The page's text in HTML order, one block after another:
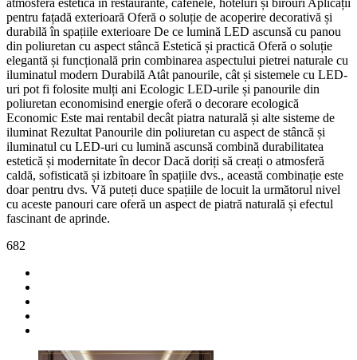
pentru fațadă exterioară Oferă o soluție de acoperire decorativă și
durabilă în spațiile exterioare De ce lumină LED ascunsă cu panou
din poliuretan cu aspect stâncă Estetică și practică Oferă o soluție
elegantă și funcțională prin combinarea aspectului pietrei naturale cu
iluminatul modern Durabilă Atât panourile, cât și sistemele cu LED-
uri pot fi folosite mulți ani Ecologic LED-urile și panourile din
poliuretan economisind energie oferă o decorare ecologică
Economic Este mai rentabil decât piatra naturală și alte sisteme de
iluminat Rezultat Panourile din poliuretan cu aspect de stâncă și
iluminatul cu LED-uri cu lumină ascunsă combină durabilitatea
estetică și modernitate în decor Dacă doriți să creați o atmosferă
caldă, sofisticată și izbitoare în spațiile dvs., această combinație este
doar pentru dvs. Vă puteți duce spațiile de locuit la următorul nivel
cu aceste panouri care oferă un aspect de piatră naturală și efectul
fascinant de aprinde.
682